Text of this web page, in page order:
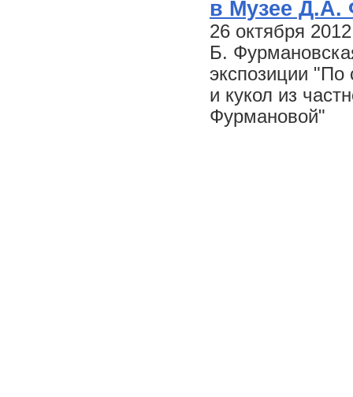
в Музее Д.А.
26 октября
Б.
экспозиции "По
и кукол из
Фурмановой"